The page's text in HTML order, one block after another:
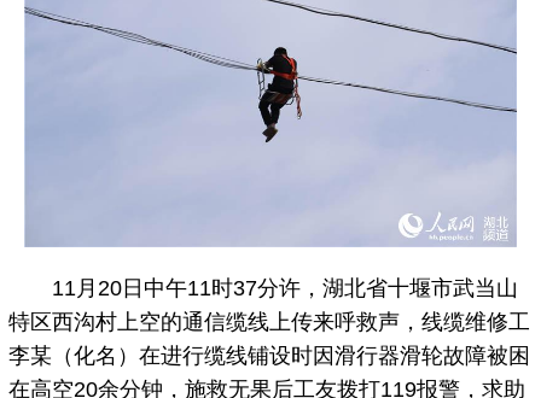
11月20日中午11时37分许，湖北省十堰市武当山
特区西沟村上空的通信缆线上传来呼救声，线缆维修工
李某（化名）在进行缆线铺设时因滑行器滑轮故障被困
在高空20余分钟，施救无果后工友拨打119报警，求助